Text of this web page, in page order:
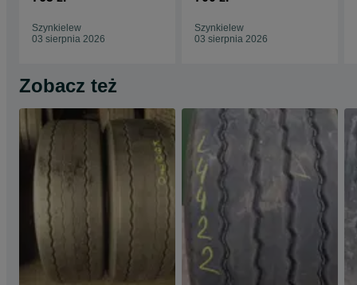
Szynkielew
03 sierpnia 2026
Szynkielew
03 sierpnia 2026
Zobacz też